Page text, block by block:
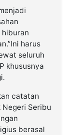
harus
seluruh
khususnya
catatan
Seribu
berasal